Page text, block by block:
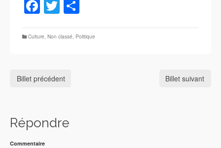
Facebook
Twitter
Culture, Non classé, Politique
Billet précédent Billet suivant
Répondre
Commentaire